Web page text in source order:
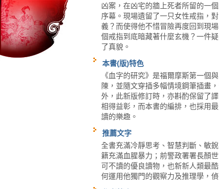
凶案，在凶宅的牆上死者所留的一
序幕。現場遺留了一只女性戒指，
義？而使得他不惜冒險再度回到現
個戒指到底暗藏著什麼玄機？一件
了真貌。
本書(版)特色
《血字的研究》是福爾摩斯第一個
陳，並隨文穿插多幅情境鋼筆插畫
外，此新版修訂時，亦斟酌保留了
相得益彰，而本書的編排，也採用
讀的樂趣。
推薦文字
全書充滿冷靜思考、智慧判斷、敏
籍充滿血腥暴力；前警政署署長顏
可不讀的優良讀物，也新新人類最
何運用他獨門的觀察力及推理學，